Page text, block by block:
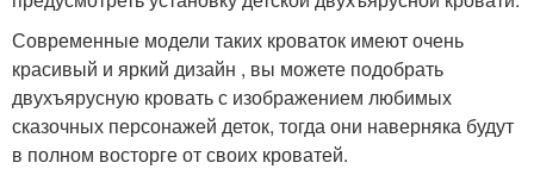
Современные модели таких кроваток имеют очень
красивый и яркий дизайн , вы можете подобрать
двухъярусную кровать с изображением любимых
сказочных персонажей деток, тогда они наверняка будут
в полном восторге от своих кроватей.